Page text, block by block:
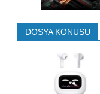
DOSYA KONUSU